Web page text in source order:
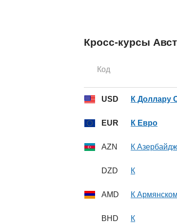
Кросс-курсы
Код
USD К Доллару
EUR К Евро
AZN К
DZD К
AMD К
BHD К